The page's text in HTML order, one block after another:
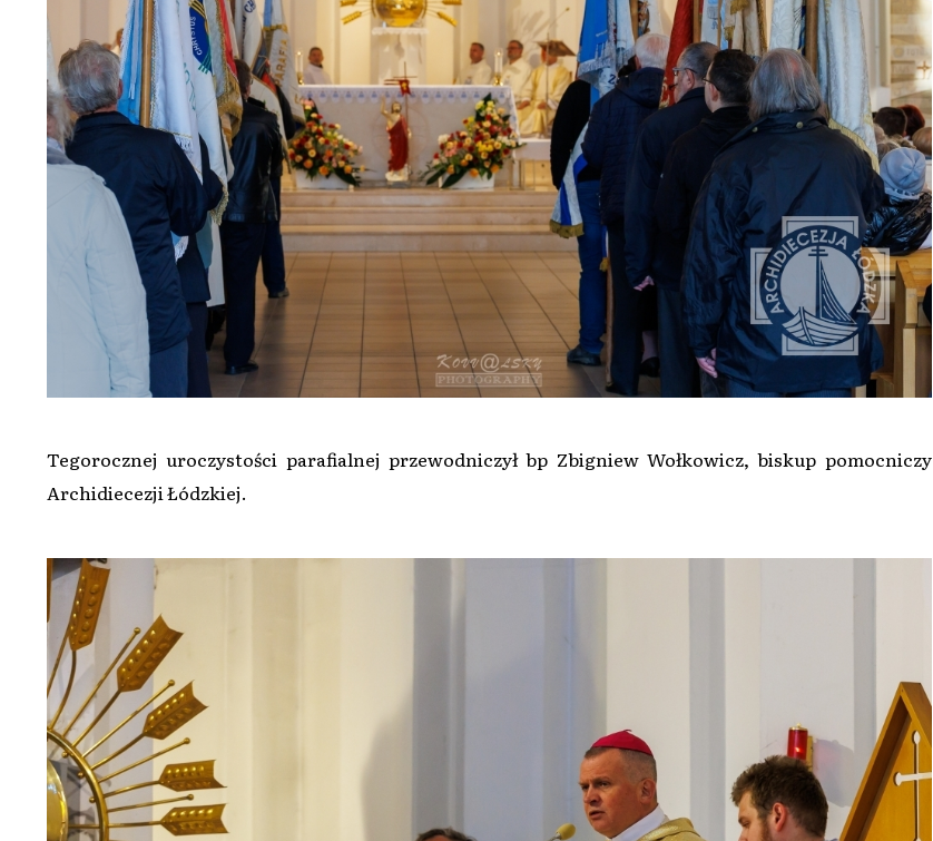
Tegorocznej uroczystości parafialnej przewodniczył bp Zbigniew Wołkowicz, biskup pomocniczy
Archidiecezji Łódzkiej.